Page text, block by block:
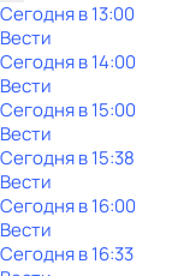
Сегодня в 13:00
Вести
Сегодня в 14:00
Вести
Сегодня в 15:00
Вести
Сегодня в 15:38
Вести
Сегодня в 16:00
Вести
Сегодня в 16:33